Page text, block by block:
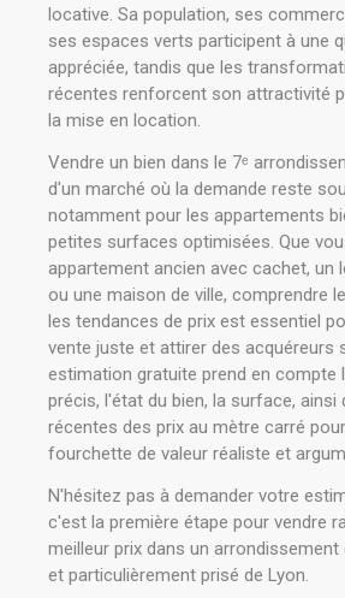
locative. Sa population, ses
ses espaces verts participent à une
appréciée, tandis que les
récentes renforcent son attractivité
la mise en location.
Vendre un bien dans le 7ᵉ
d'un marché où la demande reste
notamment pour les appartements
petites surfaces optimisées. Que
appartement ancien avec cachet, un
ou une maison de ville, comprendre
les tendances de prix est essentiel
vente juste et attirer des acquéreurs
estimation gratuite prend en compte
précis, l'état du bien, la surface, ainsi
récentes des prix au mètre carré
fourchette de valeur réaliste et
N'hésitez pas à demander votre
c'est la première étape pour vendre
meilleur prix dans un
et particulièrement prisé de Lyon.